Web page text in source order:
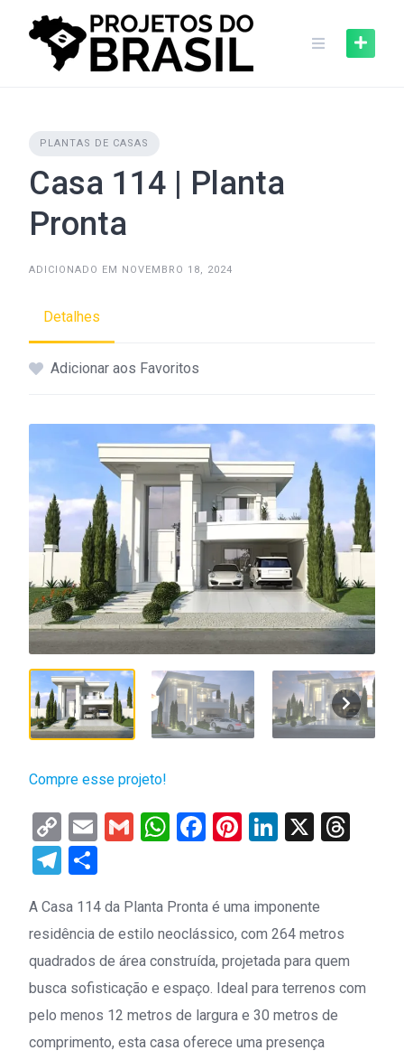
PLANTAS DE CASAS
Casa 114 | Planta
Pronta
ADICIONADO EM NOVEMBRO 18, 2024
Detalhes
Adicionar aos Favoritos
Compre esse projeto!
Copy
Link
EmailGmailWhatsApp
Facebook
Pinterest
LinkedIn
X
Telegram
A Casa 114 da Planta Pronta é uma imponente
residência de estilo neoclássico, com 264 metros
quadrados de área construída, projetada para quem
busca sofisticação e espaço. Ideal para terrenos com
pelo menos 12 metros de largura e 30 metros de
comprimento, esta casa oferece uma presença